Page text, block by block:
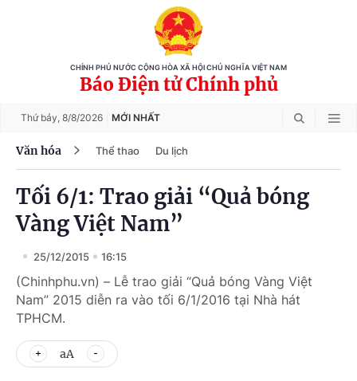
CHÍNH PHỦ NƯỚC CỘNG HÒA XÃ HỘI CHỦ NGHĨA VIỆT NAM
Báo Điện tử Chính phủ
Thứ bảy, 8/8/2026 MỚI NHẤT
Văn hóa Thể thao Du lịch
Tối 6/1: Trao giải “Quả bóng
Vàng Việt Nam”
25/12/2015 16:15
(Chinhphu.vn) – Lễ trao giải “Quả bóng Vàng Việt
Nam” 2015 diễn ra vào tối 6/1/2016 tại Nhà hát
TPHCM.
aA